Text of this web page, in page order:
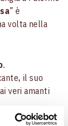
” è
volta nella
.
il suo
veri amanti